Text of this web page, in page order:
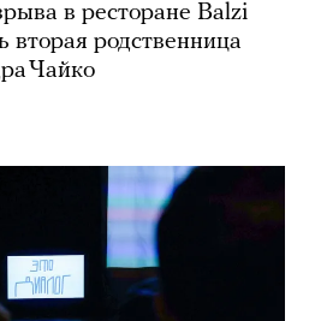
в ресторане Balzi
вторая родственница
Чайко